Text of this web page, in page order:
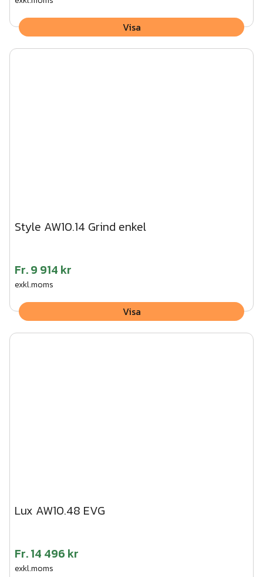
Visa
Style AW10.14 Grind enkel
Fr.9 914 kr
exkl.moms
Visa
Lux AW10.48 EVG
Fr.14 496 kr
exkl.moms